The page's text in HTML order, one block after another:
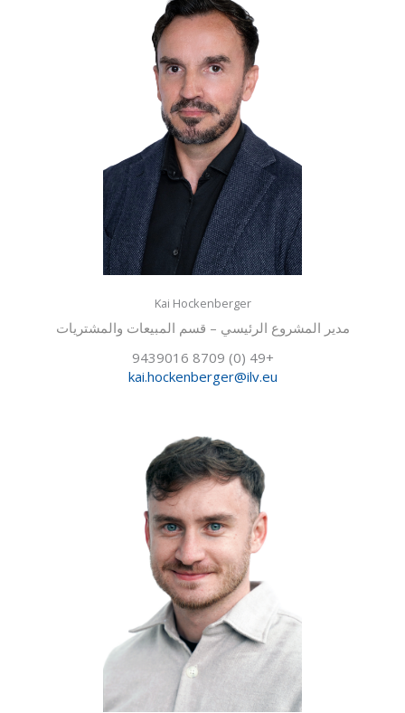
Kai Hockenberger
مدير المشروع الرئيسي – قسم المبيعات والمشتريات
+49 (0) 8709 9439016
kai.hockenberger@ilv.eu